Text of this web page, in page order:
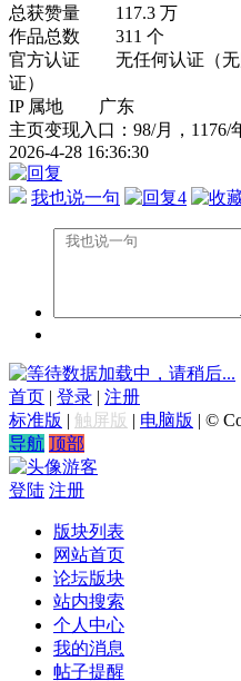
总获赞量 117.3 万
作品总数 311 个
官方认证 无任何认证（无
证）
IP 属地 广东
主页变现入口：98/月，1176/
2026-4-28 16:36:30
我也说一句 4
数据加载中，请稍后...
首页 | 登录 | 注册
标准版 | 触屏版 | 电脑版 | ©
导航 顶部
游客
登陆 注册
版块列表
网站首页
论坛版块
站内搜索
个人中心
我的消息
帖子提醒